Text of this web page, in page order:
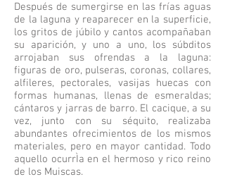
Después de sumergirse en las frías aguas
de la laguna y reaparecer en la superficie,
los gritos de júbilo y cantos acompañaban
su aparición, y uno a uno, los súbditos
arrojaban sus ofrendas a la laguna:
figuras de oro, pulseras, coronas, collares,
alfileres, pectorales, vasijas huecas con
formas humanas, llenas de esmeraldas;
cántaros y jarras de barro. El cacique, a su
vez, junto con su séquito, realizaba
abundantes ofrecimientos de los mismos
materiales, pero en mayor cantidad. Todo
aquello ocurrÌa en el hermoso y rico reino
de los Muiscas.